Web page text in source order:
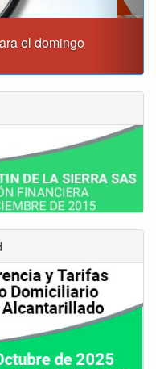
viales en Tunja